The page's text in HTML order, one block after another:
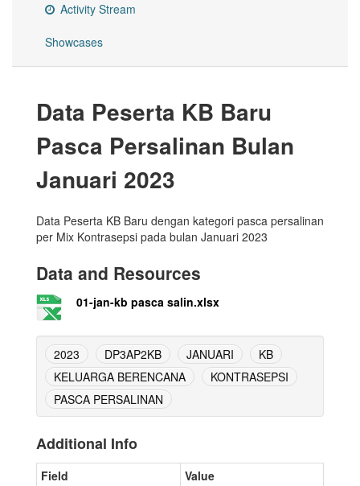
Activity Stream
Showcases
Data Peserta KB Baru
Pasca Persalinan Bulan
Januari 2023
Data Peserta KB Baru dengan kategori pasca persalinan
per Mix Kontrasepsi pada bulan Januari 2023
Data and Resources
01-jan-kb pasca salin.xlsx
2023 DP3AP2KB JANUARI
KB
KELUARGA BERENCANA
KONTRASEPSI
PASCA PERSALINAN
Additional Info
Field
Value